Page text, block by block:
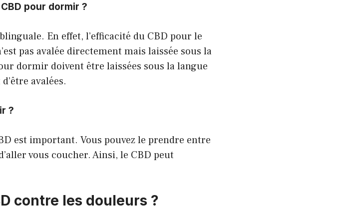
pour dormir ?
En effet, l’efficacité du CBD pour le
pas avalée directement mais laissée sous la
dormir doivent être laissées sous la langue
avalées.
?
est important. Vous pouvez le prendre entre
vous coucher. Ainsi, le CBD peut
contre les douleurs ?